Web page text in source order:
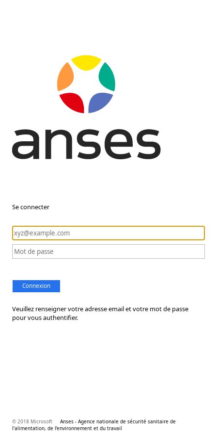
Se connecter
Connexion
Veuillez renseigner votre adresse email et votre mot de passe
pour vous authentifier.
© 2018 Microsoft
Anses - Agence nationale de sécurité sanitaire de
l’alimentation, de l’environnement et du travail